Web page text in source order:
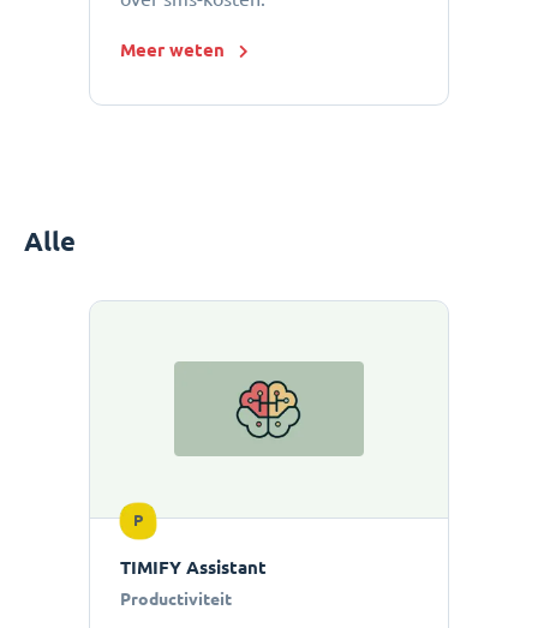
Meer weten
Alle
P
TIMIFY Assistant
Productiviteit